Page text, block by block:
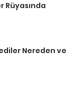
Rüyasında
Nereden ve